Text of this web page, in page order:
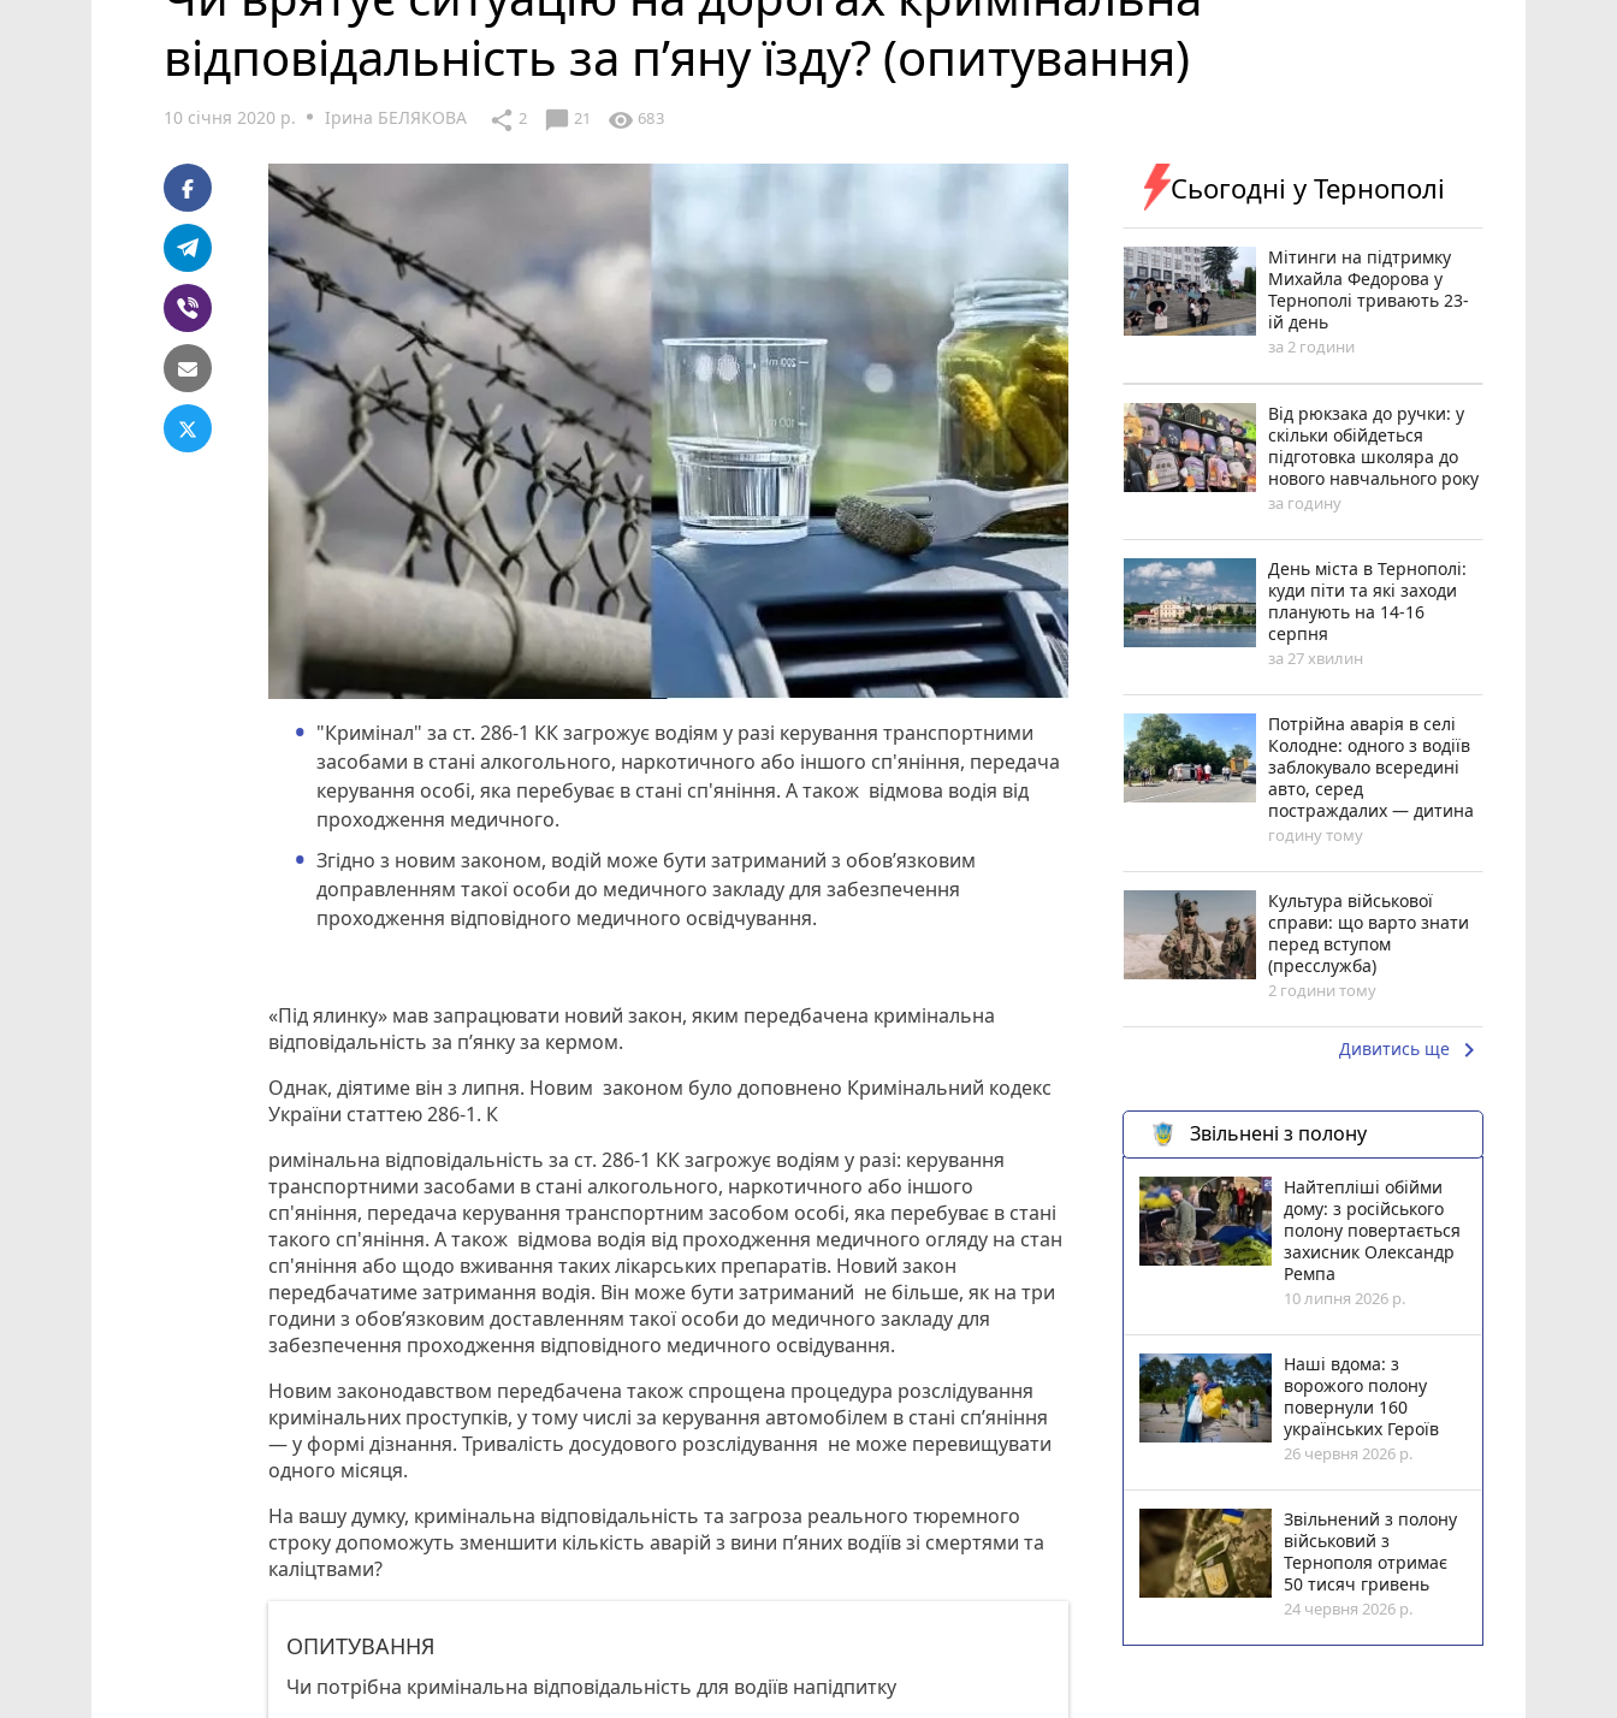
відповідальність за п’яну їзду? (опитування)
10 січня 2020 р. Ірина БЕЛЯКОВА share 2 chat_bubble 21 visibility 683
"Кримінал" за ст. 286-1 КК загрожує водіям у разі керування транспортними
засобами в стані алкогольного, наркотичного або іншого сп'яніння, передача
керування особі, яка перебуває в стані сп'яніння. А також відмова водія від
проходження медичного.
Згідно з новим законом, водій може бути затриманий з обов’язковим
доправленням такої особи до медичного закладу для забезпечення
проходження відповідного медичного освідчування.
«Під ялинку» мав запрацювати новий закон, яким передбачена кримінальна
відповідальність за п’янку за кермом.
Однак, діятиме він з липня. Новим законом було доповнено Кримінальний кодекс
України статтею 286-1. К
римінальна відповідальність за ст. 286-1 КК загрожує водіям у разі: керування
транспортними засобами в стані алкогольного, наркотичного або іншого
сп'яніння, передача керування транспортним засобом особі, яка перебуває в стані
такого сп'яніння. А також відмова водія від проходження медичного огляду на стан
сп'яніння або щодо вживання таких лікарських препаратів. Новий закон
передбачатиме затримання водія. Він може бути затриманий не більше, як на три
години з обов’язковим доставленням такої особи до медичного закладу для
забезпечення проходження відповідного медичного освідування.
Новим законодавством передбачена також спрощена процедура розслідування
кримінальних проступків, у тому числі за керування автомобілем в стані сп’яніння
— у формі дізнання. Тривалість досудового розслідування не може перевищувати
одного місяця.
На вашу думку, кримінальна відповідальність та загроза реального тюремного
строку допоможуть зменшити кількість аварій з вини п’яних водіїв зі смертями та
каліцтвами?
ОПИТУВАННЯ
Чи потрібна кримінальна відповідальність для водіїв напідпитку
Сьогодні у Тернополі
Мітинги на підтримку
Михайла Федорова у
Тернополі тривають 23-
ій день
за 2 години
Від рюкзака до ручки: у
скільки обійдеться
підготовка школяра до
нового навчального року
за годину
День міста в Тернополі:
куди піти та які заходи
планують на 14-16
серпня
за 27 хвилин
Потрійна аварія в селі
Колодне: одного з водіїв
заблокувало всередині
авто, серед
постраждалих — дитина
годину тому
Культура військової
справи: що варто знати
перед вступом
(пресслужба)
2 години тому
Дивитись ще keyboard_arrow_right
Звільнені з полону
Найтепліші обійми
дому: з російського
полону повертається
захисник Олександр
Ремпа
10 липня 2026 р.
Наші вдома: з
ворожого полону
повернули 160
українських Героїв
26 червня 2026 р.
Звільнений з полону
військовий з
Тернополя отримає
50 тисяч гривень
24 червня 2026 р.